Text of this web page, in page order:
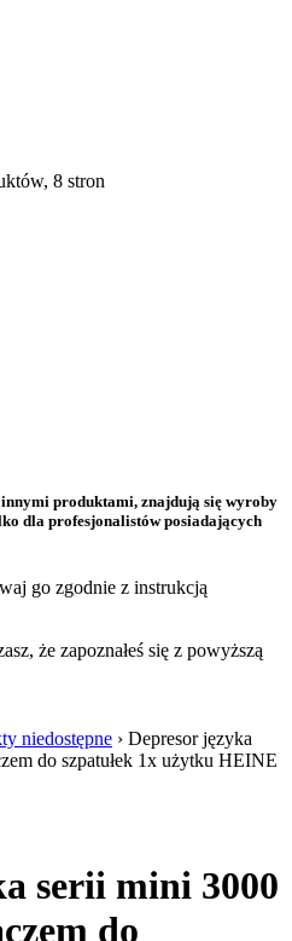
8 stron
produktami, znajdują się wyroby
dla profesjonalistów posiadających
go zgodnie z instrukcją
że zapoznałeś się z powyższą
niedostępne › Depresor języka
do szpatułek 1x użytku HEINE
serii mini 3000
do